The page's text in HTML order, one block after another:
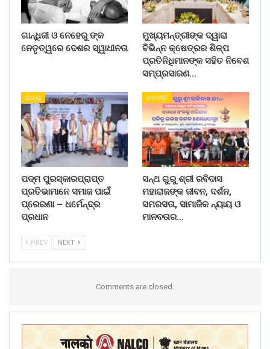
ଗାନ୍ଧିଜୀ ଓ ନେହେରୁ ଙ୍କ
ନେତୃତ୍ୱରେ ଦେଶର ସ୍ୱାଧୀନତା
ମୁଖ୍ୟମନ୍ତ୍ରୀଙ୍କ ଦ୍ୱାରା
ବିଭିନ୍ନ କ୍ଷେତ୍ରର ଶିଳ୍ପ
ପ୍ରତିନିଧିମାନଙ୍କ ସହିତ ନିବେଶ
ସମ୍ପ୍ରସାରଣ…
ରାଜ୍ୟ
ପଦ୍ମ ପୁରସ୍କାରପ୍ରାପ୍ତ
ପ୍ରତିଭାମାନେ ସମାଜ ପାଇଁ
ପ୍ରେରଣା – ଧର୍ମେନ୍ଦ୍ର
ପ୍ରଧାନ
ରାଜନୀତି
ସନ୍ଥ ଗୁରୁ ଶ୍ରୀ ରବିଦାସ
ମହାରାଜଙ୍କ ଜୀବନ, ଦର୍ଶନ,
ସମରସତା, ସାମାଜିକ ନ୍ୟାୟ ଓ
ମାନବତାର…
PREV NEXT
Comments are closed.